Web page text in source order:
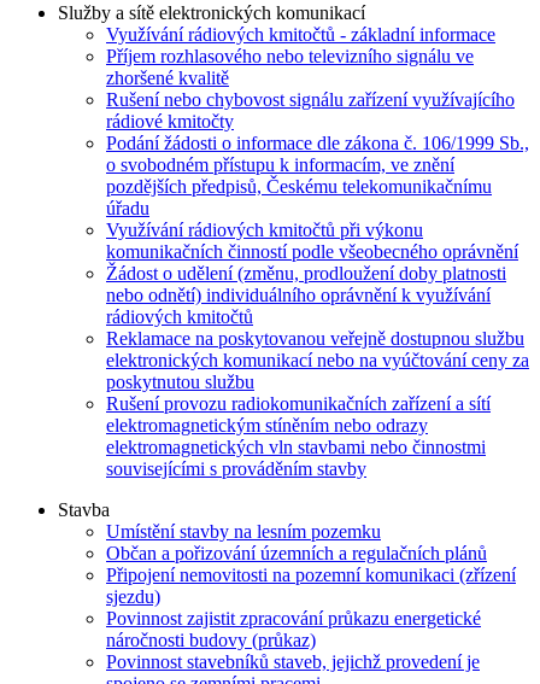
Služby a sítě elektronických komunikací
Využívání rádiových kmitočtů - základní informace
Příjem rozhlasového nebo televizního signálu ve
zhoršené kvalitě
Rušení nebo chybovost signálu zařízení využívajícího
rádiové kmitočty
Podání žádosti o informace dle zákona č. 106/1999 Sb.,
o svobodném přístupu k informacím, ve znění
pozdějších předpisů, Českému telekomunikačnímu
úřadu
Využívání rádiových kmitočtů při výkonu
komunikačních činností podle všeobecného oprávnění
Žádost o udělení (změnu, prodloužení doby platnosti
nebo odnětí) individuálního oprávnění k využívání
rádiových kmitočtů
Reklamace na poskytovanou veřejně dostupnou službu
elektronických komunikací nebo na vyúčtování ceny za
poskytnutou službu
Rušení provozu radiokomunikačních zařízení a sítí
elektromagnetickým stíněním nebo odrazy
elektromagnetických vln stavbami nebo činnostmi
souvisejícími s prováděním stavby
Stavba
Umístění stavby na lesním pozemku
Občan a pořizování územních a regulačních plánů
Připojení nemovitosti na pozemní komunikaci (zřízení
sjezdu)
Povinnost zajistit zpracování průkazu energetické
náročnosti budovy (průkaz)
Povinnost stavebníků staveb, jejichž provedení je